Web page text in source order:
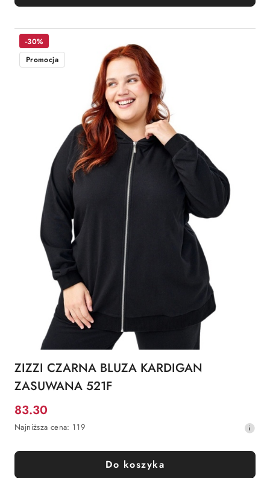
przed
-30%
Promocja
ZIZZI CZARNA BLUZA KARDIGAN
ZASUWANA 521F
Cena
promocyjna:
83.30
Najniższa
z
30
Najniższa cena: 119
Do koszyka